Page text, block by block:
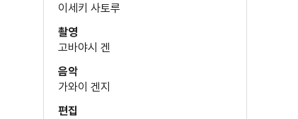
이세키 사토루
촬영
고바야시 겐
음악
가와이 겐지
편집